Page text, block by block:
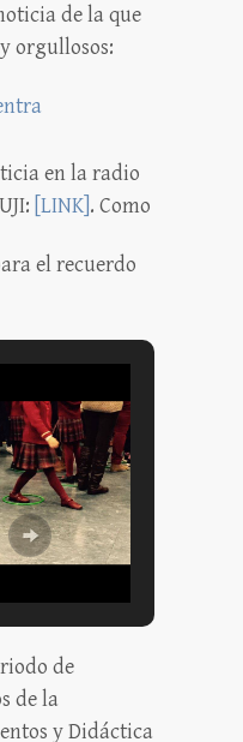
de la que
orgullosos:
en la radio
[LINK] . Como
el recuerdo
de
de la
y Didáctica